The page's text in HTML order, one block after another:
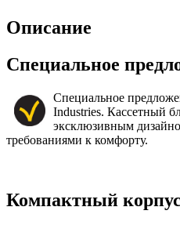
Описание
Специальное
Специальное
Industries. Кассетный
эксклюзивным
требованиями к комфорту.
Компактный корпус